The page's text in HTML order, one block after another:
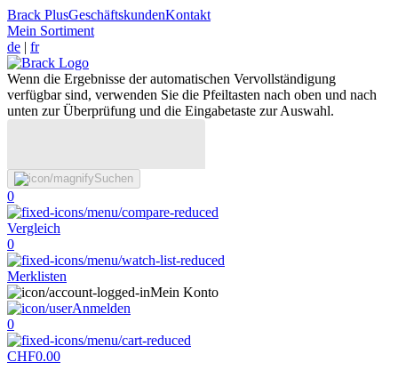
Brack PlusGeschäftskundenKontakt
Mein Sortiment
de | fr
Wenn die Ergebnisse der automatischen Vervollständigung
verfügbar sind, verwenden Sie die Pfeiltasten nach oben und nach
unten zur Überprüfung und die Eingabetaste zur Auswahl.
Suchen
0
Vergleich
0
Merklisten
Mein Konto
Anmelden
0
CHF0.00